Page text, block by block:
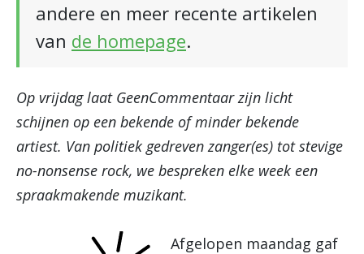
andere en meer recente artikelen
van de homepage.
Op vrijdag laat GeenCommentaar zijn licht
schijnen op een bekende of minder bekende
artiest. Van politiek gedreven zanger(es) tot stevige
no-nonsense rock, we bespreken elke week een
spraakmakende muzikant.
Afgelopen maandag gaf